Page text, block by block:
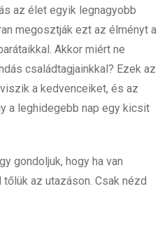
az élet egyik legnagyobb
megosztják ezt az élményt a
Akkor miért ne
családtagjainkkal? Ezek az
a kedvenceiket, és az
a leghidegebb nap egy kicsit
gondoljuk, hogy ha van
az utazáson. Csak nézd